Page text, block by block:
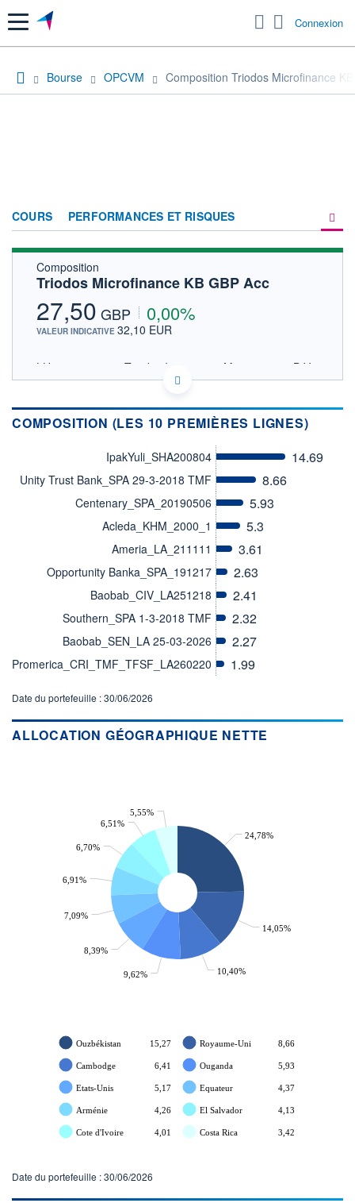
Menu Connexion
Bourse OPCVM Composition Triodos Microfinance
COURS PERFORMANCES ET RISQUES
Composition
Triodos Microfinance KB GBP Acc
27,50 GBP 0,00%
VALEUR INDICATIVE 32,10 EUR
LU0464591055 - Triodos Investment Management B.V.
OPCVM DERNIER COURS CONNU AU 30/06/2017
CATÉGORIE MORNINGSTAR
Private Debt
FONDS PARTENAIRES
ÉLIGIBILITÉ
PEA-PME BOURSOVIE LUX
CTO BUSINESS
Non éligible Boursobank
ACTIF NET (EUR)
312M / 30.06.26
NOTATION MORNINGSTAR ⁽¹⁾
RISQUE DU FONDS (SRI)
0/7
COMPOSITION (LES 10 PREMIÈRES LIGNES)
IpakYuli_SHA200804 14.69
Unity Trust Bank_SPA 29-3-2018 TMF 8.66
Centenary_SPA_20190506 5.93
Acleda_KHM_2000_1 5.3
Ameria_LA_211111 3.61
Opportunity Banka_SPA_191217 2.63
Baobab_CIV_LA251218 2.41
Southern_SPA 1-3-2018 TMF 2.32
Baobab_SEN_LA 25-03-2026 2.27
Promerica_CRI_TMF_TFSF_LA260220 1.99
Date du portefeuille : 30/06/2026
ALLOCATION GÉOGRAPHIQUE NETTE
24,78%
14,05%
10,40%
9,62%
8,39%
7,09%
6,91%
6,70%
6,51%
5,55%
Ouzbékistan 15,27 Royaume-Uni 8,66
Cambodge 6,41 Ouganda 5,93
Etats-Unis 5,17 Equateur 4,37
Arménie 4,26 El Salvador 4,13
Cote d'Ivoire 4,01 Costa Rica 3,42
Date du portefeuille : 30/06/2026